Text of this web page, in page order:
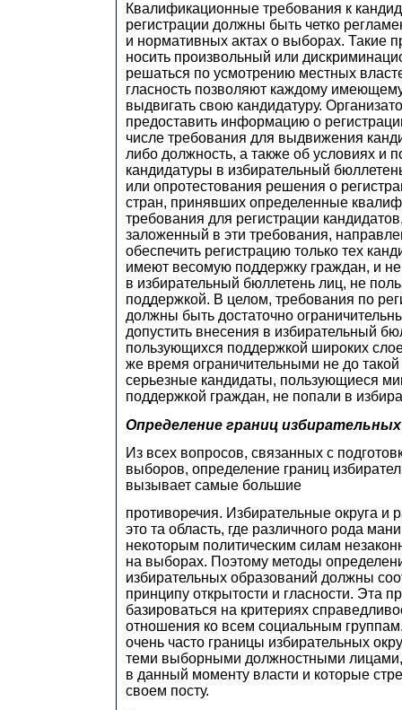
Квалификационные требования к
регистрации должны быть четко
и нормативных актах о выборах. Такие
носить произвольный или
решаться по усмотрению местных
гласность позволяют каждому
выдвигать свою кандидатуру.
предоставить информацию о
числе требования для выдвижения
либо должность, а также об условиях и
кандидатуры в избирательный
или опротестования решения о
стран, принявших определенные
требования для регистрации
заложенный в эти требования,
обеспечить регистрацию только тех
имеют весомую поддержку граждан, и не
в избирательный бюллетень лиц, не
поддержкой. В целом, требования по
должны быть достаточно
допустить внесения в избирательный
пользующихся поддержкой широких
же время ограничительными не до
серьезные кандидаты, пользующиеся
поддержкой граждан, не попали в
Определение границ избирательных
Из всех вопросов, связанных с
выборов, определение границ
вызывает самые большие
противоречия. Избирательные округа и
это та область, где различного рода
некоторым политическим силам
на выборах. Поэтому методы
избирательных образований должны
принципу открытости и гласности. Эта
базироваться на критериях
отношения ко всем социальным
очень часто границы избирательных
теми выборными должностными лицами,
в данный моменту власти и которые
своем посту.